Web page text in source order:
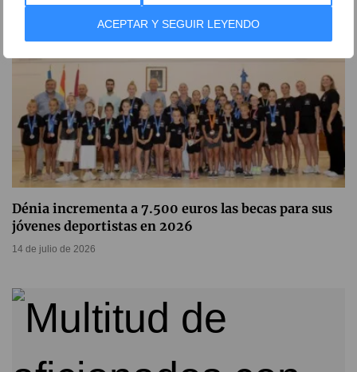
ACEPTAR Y SEGUIR LEYENDO
Dénia incrementa a 7.500 euros las becas para sus
jóvenes deportistas en 2026
14 de julio de 2026